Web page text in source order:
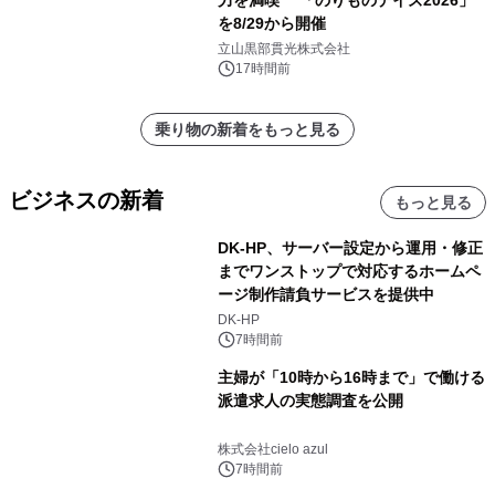
を8/29から開催
立山黒部貫光株式会社
17時間前
乗り物の新着をもっと見る
ビジネスの新着 もっと見る
DK-HP、サーバー設定から運用・修正
までワンストップで対応するホームペ
ージ制作請負サービスを提供中
DK-HP
7時間前
主婦が「10時から16時まで」で働ける
派遣求人の実態調査を公開
株式会社cielo azul
7時間前